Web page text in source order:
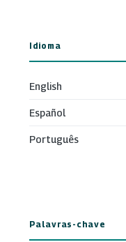
Idioma
English
Español
Português
Palavras-chave